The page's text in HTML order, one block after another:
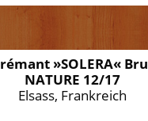
»SOLERA«
NATURE 12/17
Elsass, Frankreich